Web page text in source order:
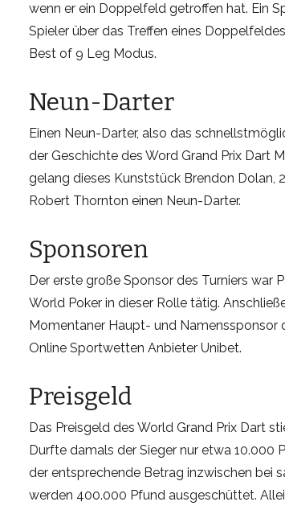
wenn er ein Doppelfeld getroffen hat. Ein
Spieler über das Treffen eines
Best of 9 Leg Modus.
Neun-Darter
Einen Neun-Darter, also das
der Geschichte des Word Grand Prix Dart
gelang dieses Kunststück Brendon Dolan,
Robert Thornton einen Neun-Darter.
Sponsoren
Der erste große Sponsor des Turniers war
World Poker in dieser Rolle tätig.
Momentaner Haupt- und Namenssponsor
Online Sportwetten Anbieter Unibet.
Preisgeld
Das Preisgeld des World Grand Prix Dart
Durfte damals der Sieger nur etwa 10.000
der entsprechende Betrag inzwischen bei
werden 400.000 Pfund ausgeschüttet.